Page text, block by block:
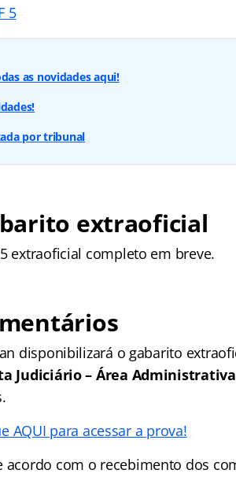
5
as novidades aqui!
por tribunal
extraoficial
extraoficial completo em breve.
disponibilizará o gabarito
Judiciário – Área Administrativa
AQUI para acessar a prova!
acordo com o recebimento dos